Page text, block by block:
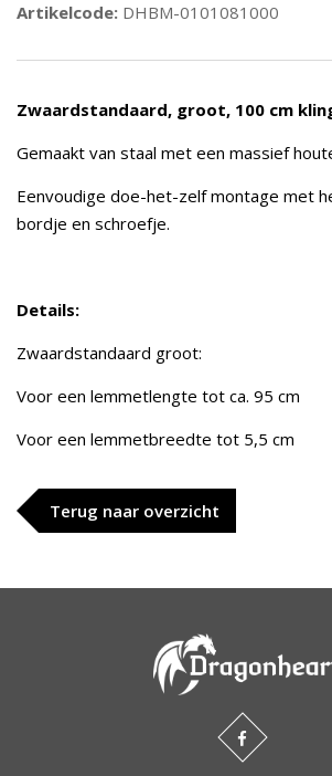
Artikelcode: DHBM-0101081000
Zwaardstandaard, groot, 100 cm
Gemaakt van staal met een massief
Eenvoudige doe-het-zelf montage met
bordje en schroefje.
Details:
Zwaardstandaard groot:
Voor een lemmetlengte tot ca. 95 cm
Voor een lemmetbreedte tot 5,5 cm
Terug naar overzicht